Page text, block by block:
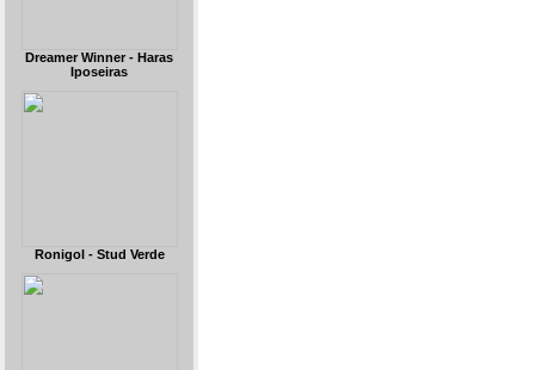
Dreamer Winner - Haras
Iposeiras
Ronigol - Stud Verde